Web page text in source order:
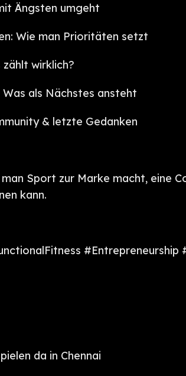
Ängsten umgeht
Wie man Prioritäten setzt
zählt wirklich?
als Nächstes ansteht
& letzte Gedanken
Sport zur Marke macht, eine
kann.
#Entrepreneurship
da in Chennai